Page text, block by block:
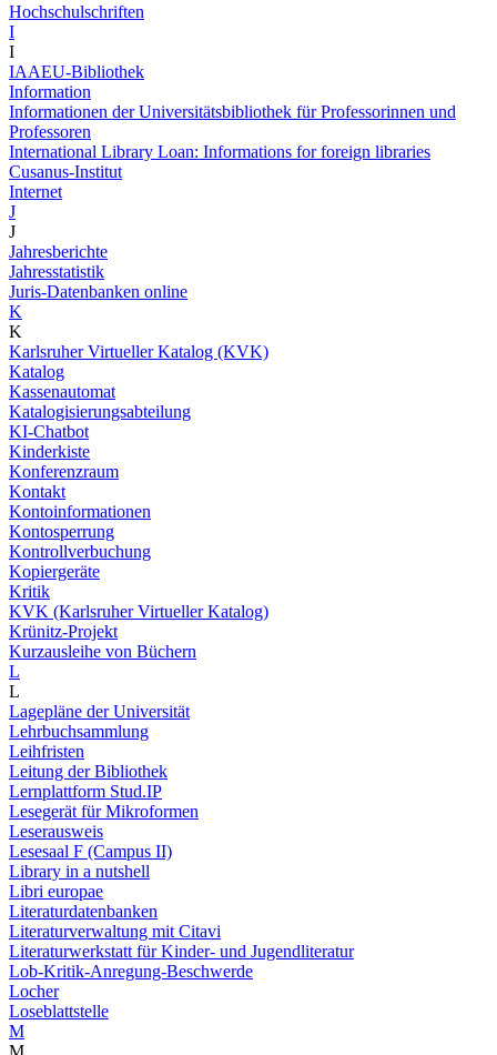
Hochschulschriften
I
I
IAAEU-Bibliothek
Information
Informationen der Universitätsbibliothek für Professorinnen und
Professoren
International Library Loan: Informations for foreign libraries
Cusanus-Institut
Internet
J
J
Jahresberichte
Jahresstatistik
Juris-Datenbanken online
K
K
Karlsruher Virtueller Katalog (KVK)
Katalog
Kassenautomat
Katalogisierungsabteilung
KI-Chatbot
Kinderkiste
Konferenzraum
Kontakt
Kontoinformationen
Kontosperrung
Kontrollverbuchung
Kopiergeräte
Kritik
KVK (Karlsruher Virtueller Katalog)
Krünitz-Projekt
Kurzausleihe von Büchern
L
L
Lagepläne der Universität
Lehrbuchsammlung
Leihfristen
Leitung der Bibliothek
Lernplattform Stud.IP
Lesegerät für Mikroformen
Leserausweis
Lesesaal F (Campus II)
Library in a nutshell
Libri europae
Literaturdatenbanken
Literaturverwaltung mit Citavi
Literaturwerkstatt für Kinder- und Jugendliteratur
Lob-Kritik-Anregung-Beschwerde
Locher
Loseblattstelle
M
M